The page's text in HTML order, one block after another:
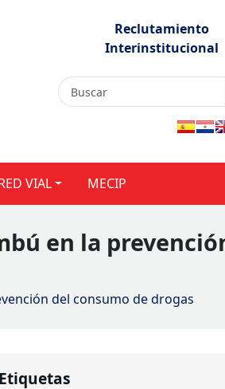
Reclutamiento
Interinstitucional
VIAL MECIP
en la
del consumo de drogas
Etiquetas